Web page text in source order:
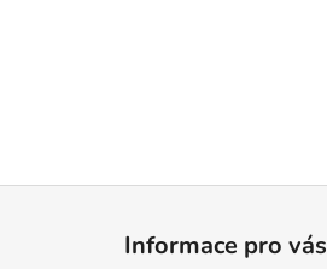
Informace pro vás